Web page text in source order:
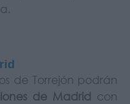
de Torrejón podrán
de Madrid con